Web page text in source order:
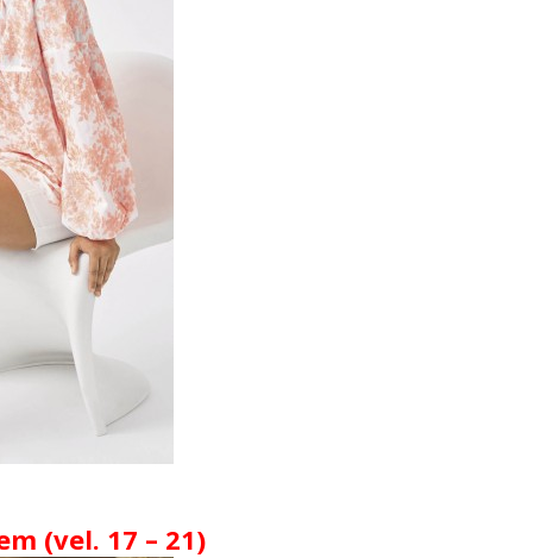
(vel. 17 – 21)